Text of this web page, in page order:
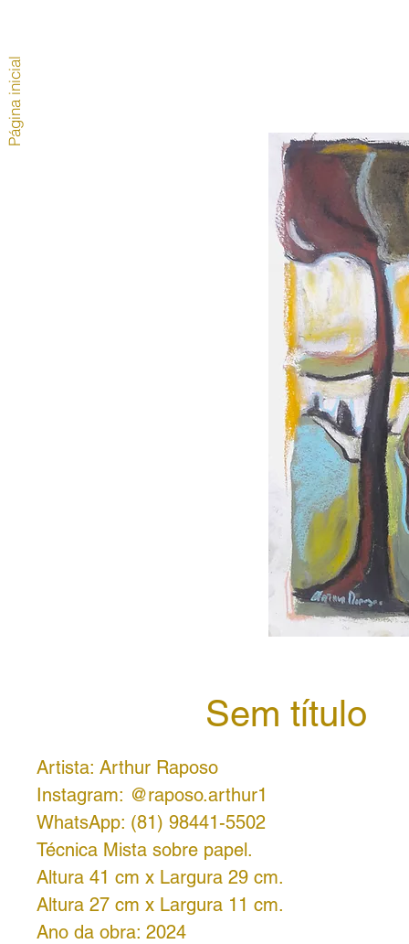
Sem título
Artista: Arthur Raposo
Instagram: @raposo.arthur1
WhatsApp: (81) 98441-5502
Técnica Mista sobre papel.
Altura 41 cm x Largura 29 cm.
Altura 27 cm x Largura 11 cm.
Ano da obra: 2024
Página inicial